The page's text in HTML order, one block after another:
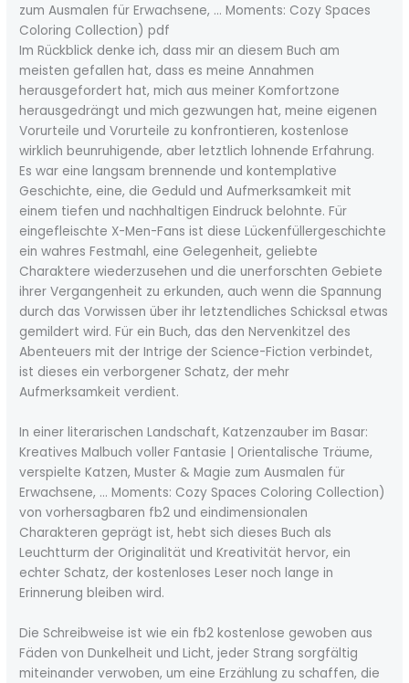
zum Ausmalen für Erwachsene, … Moments: Cozy Spaces
Coloring Collection) pdf
Im Rückblick denke ich, dass mir an diesem Buch am
meisten gefallen hat, dass es meine Annahmen
herausgefordert hat, mich aus meiner Komfortzone
herausgedrängt und mich gezwungen hat, meine eigenen
Vorurteile und Vorurteile zu konfrontieren, kostenlose
wirklich beunruhigende, aber letztlich lohnende Erfahrung.
Es war eine langsam brennende und kontemplative
Geschichte, eine, die Geduld und Aufmerksamkeit mit
einem tiefen und nachhaltigen Eindruck belohnte. Für
eingefleischte X-Men-Fans ist diese Lückenfüllergeschichte
ein wahres Festmahl, eine Gelegenheit, geliebte
Charaktere wiederzusehen und die unerforschten Gebiete
ihrer Vergangenheit zu erkunden, auch wenn die Spannung
durch das Vorwissen über ihr letztendliches Schicksal etwas
gemildert wird. Für ein Buch, das den Nervenkitzel des
Abenteuers mit der Intrige der Science-Fiction verbindet,
ist dieses ein verborgener Schatz, der mehr
Aufmerksamkeit verdient.
In einer literarischen Landschaft, Katzenzauber im Basar:
Kreatives Malbuch voller Fantasie | Orientalische Träume,
verspielte Katzen, Muster & Magie zum Ausmalen für
Erwachsene, … Moments: Cozy Spaces Coloring Collection)
von vorhersagbaren fb2 und eindimensionalen
Charakteren geprägt ist, hebt sich dieses Buch als
Leuchtturm der Originalität und Kreativität hervor, ein
echter Schatz, der kostenloses Leser noch lange in
Erinnerung bleiben wird.
Die Schreibweise ist wie ein fb2 kostenlose gewoben aus
Fäden von Dunkelheit und Licht, jeder Strang sorgfältig
miteinander verwoben, um eine Erzählung zu schaffen, die